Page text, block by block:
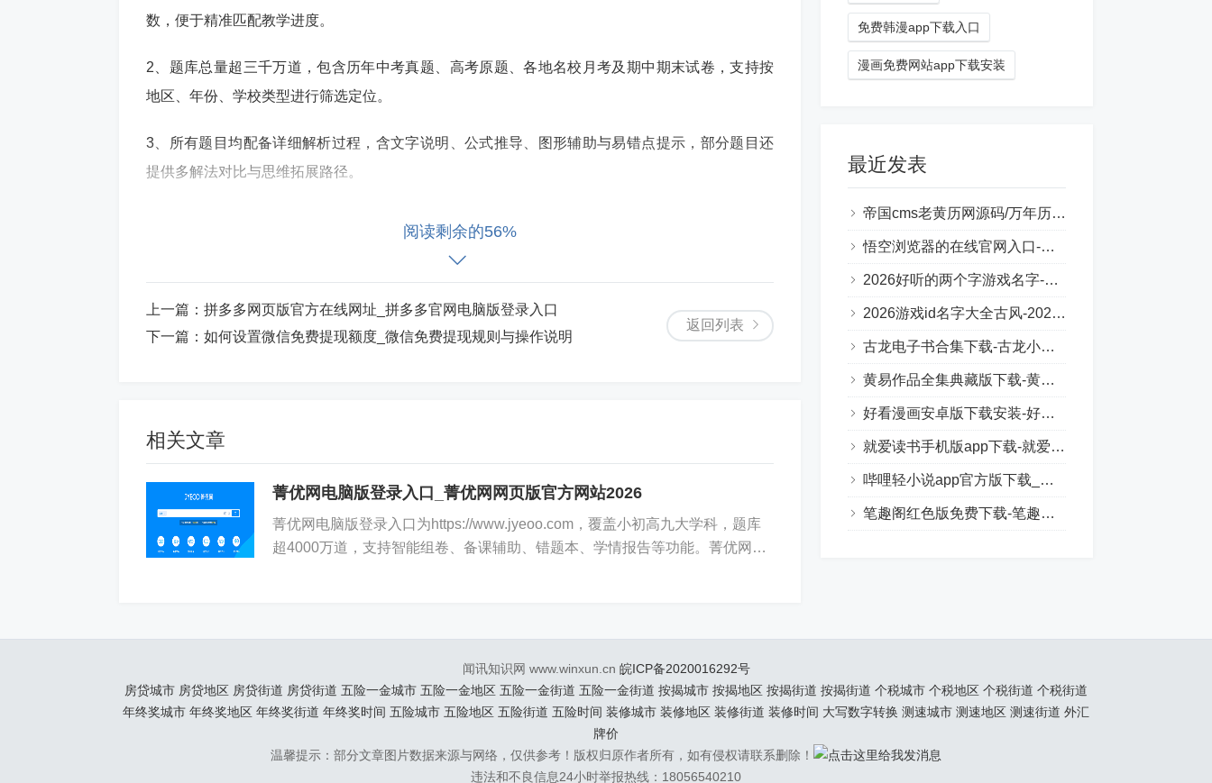
数，便于精准匹配教学进度。
2、题库总量超三千万道，包含历年中考真题、高考原题、各地名校月考及期中期末试卷，支持按
地区、年份、学校类型进行筛选定位。
3、所有题目均配备详细解析过程，含文字说明、公式推导、图形辅助与易错点提示，部分题目还
提供多解法对比与思维拓展路径。
在线组卷操作体验
2、内置智能平衡算法，自动校验试卷中知识点覆盖率、难度梯度分布与题型组合合理性，异常项
即时标红并给出优化建议。
3、支持按细目表生成试卷，教师上传自定义双向细目表后，系统可依表中能力要求与内容权重自
动匹配对应题目并生成初稿。
1、提供网页端图片上传入口，支持JPG、PNG格式，单张图片大小上限为5MB，识别区域自动聚
焦于手写体或印刷体试题主体部分。
阅读剩余的56%
返回列表
上一篇： 拼多多网页版官方在线网址_拼多多官网电脑版登录入口
下一篇： 如何设置微信免费提现额度_微信免费提现规则与操作说明
相关文章
菁优网电脑版登录入口_菁优网网页版官方网站2026
菁优网电脑版登录入口为https://www.jyeoo.com，覆盖小初高九大学科，题库
超4000万道，支持智能组卷、备课辅助、错题本、学情报告等功能。菁优网电
免费韩漫app下载入口
漫画免费网站app下载安装
最近发表
帝国cms老黄历网源码/万年历日历程序自适应源码/全开源/可二开
悟空浏览器的在线官网入口-悟空浏览器官方地址2026最新
2026好听的两个字游戏名字-2026年热门且好听的两个字游戏名字
2026游戏id名字大全古风-2026年最流行的古风游戏ID
古龙电子书合集下载-古龙小说txt下载网站
黄易作品全集典藏版下载-黄易小说全集txt下载
好看漫画安卓版下载安装-好看漫画最新官方正版下载
就爱读书手机版app下载-就爱读书手机版软件
哔哩轻小说app官方版下载_哔哩轻小说app官方下载最新版
笔趣阁红色版免费下载-笔趣阁红色版官方版下载
闻讯知识网 www.winxun.cn 皖ICP备2020016292号
房贷城市 房贷地区 房贷街道 房贷街道 五险一金城市 五险一金地区 五险一金街道 五险一金街道 按揭城市 按揭地区 按揭街道 按揭街道 个税城市 个税地区 个税街道 个税街道
年终奖城市 年终奖地区 年终奖街道 年终奖时间 五险城市 五险地区 五险街道 五险时间 装修城市 装修地区 装修街道 装修时间 大写数字转换 测速城市 测速地区 测速街道 外汇
牌价
温馨提示：部分文章图片数据来源与网络，仅供参考！版权归原作者所有，如有侵权请联系删除！
违法和不良信息24小时举报热线：18056540210